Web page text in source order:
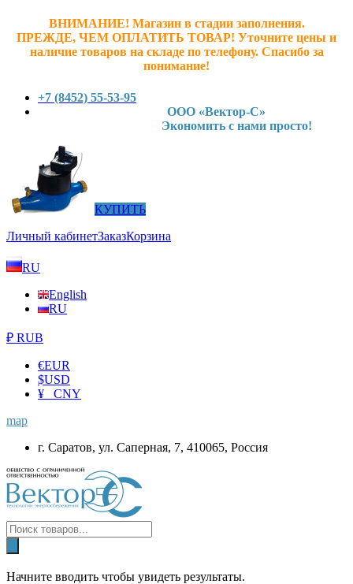
ВНИМАНИЕ! Магазин в стадии заполнения.
ПРЕЖДЕ, ЧЕМ ОПЛАТИТЬ ТОВАР! Уточните цены и
наличие товаров на складе по телефону. Спасибо за
понимание!
+7 (8452) 55-53-95
ООО «Вектор-С»
Экономить с нами просто!
КУПИТЬ
Личный кабинетЗаказКорзина
RU
English
RU
₽ RUB
€EUR
$USD
¥ CNY
map
г. Саратов, ул. Саперная, 7, 410065, Россия
Начните вводить чтобы увидеть результаты.